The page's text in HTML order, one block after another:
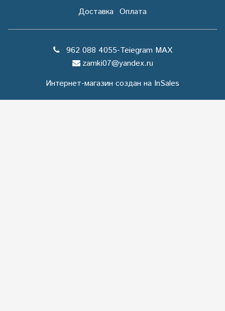
Доставка Оплата
962 088 4055-Teiegram МАХ
zamki07@yandex.ru
Интернет-магазин создан на InSales